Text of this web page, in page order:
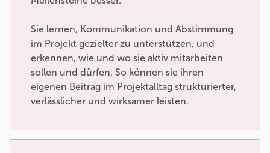
Sie lernen, Kommunikation und Abstimmung
im Projekt gezielter zu unterstützen, und
erkennen, wie und wo sie aktiv mitarbeiten
sollen und dürfen. So können sie ihren
eigenen Beitrag im Projektalltag strukturierter,
verlässlicher und wirksamer leisten.